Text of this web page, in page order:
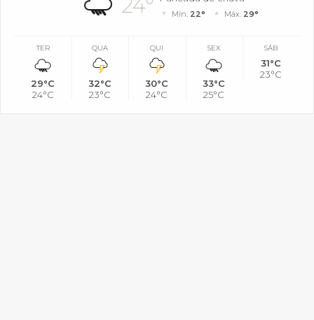
24° Mín. 22° Máx. 29°
TER
29°C
24°C
QUA
32°C
23°C
QUI
30°C
24°C
SEX
33°C
25°C
SÁB
31°C
23°C